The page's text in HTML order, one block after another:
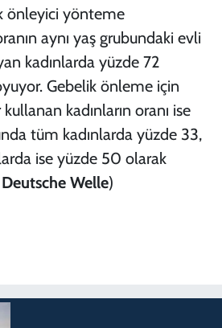
önleyici yönteme
aynı yaş grubundaki evli
kadınlarda yüzde 72
Gebelik önleme için
kadınların oranı ise
tüm kadınlarda yüzde 33,
ise yüzde 50 olarak
Deutsche Welle)